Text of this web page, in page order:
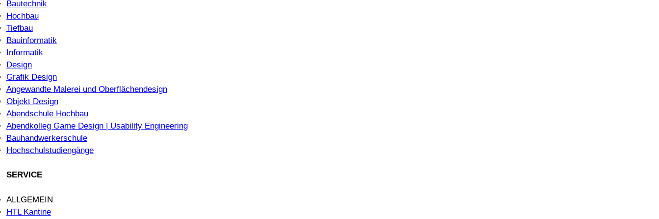
Bautechnik
Hochbau
Tiefbau
Bauinformatik
Informatik
Design
Grafik Design
Angewandte Malerei und Oberflächendesign
Objekt Design
Abendschule Hochbau
Abendkolleg Game Design | Usability Engineering
Bauhandwerkerschule
Hochschulstudiengänge
SERVICE
ALLGEMEIN
HTL Kantine